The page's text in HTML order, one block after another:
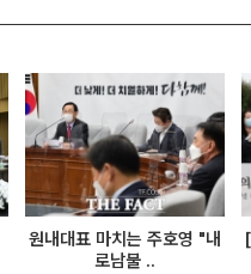
원내대표 마치는 주호영 "내
로남불 ..